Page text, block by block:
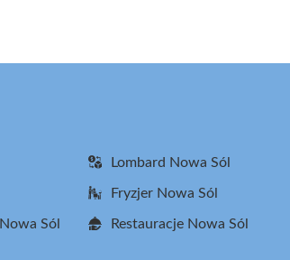
Lombard Nowa Sól
Fryzjer Nowa Sól
Sól Restauracje Nowa Sól